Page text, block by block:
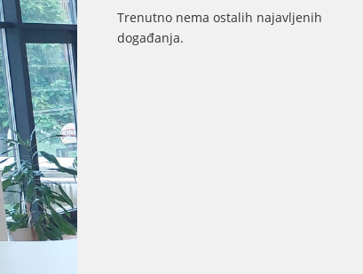
Trenutno nema ostalih najavljenih
događanja.